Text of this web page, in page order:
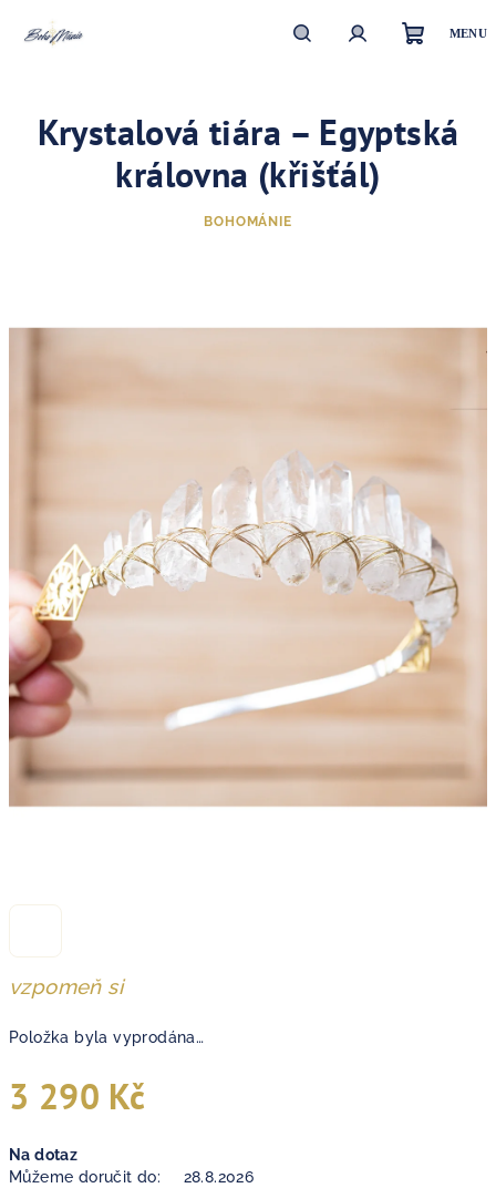
košík
vzpomeň si
Položka byla vyprodána…
3 290 Kč
cena:
Na dotaz
Můžeme doručit do:
28.8.2026
Krystalová tiára – Egyptská
královna (křišťál)
BOHOMÁNIE